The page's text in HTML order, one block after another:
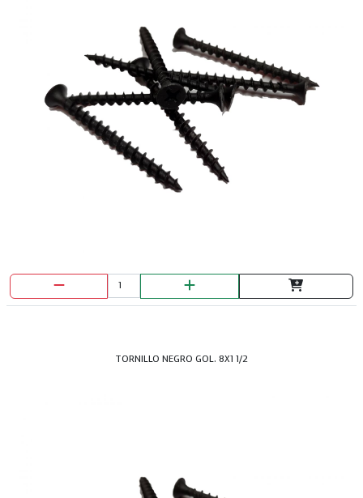
TORNILLO NEGRO GOL. 8X1 1/2